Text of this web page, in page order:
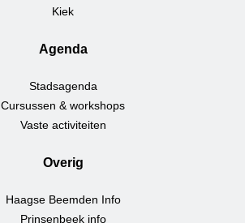
Kiek
Agenda
Stadsagenda
Cursussen & workshops
Vaste activiteiten
Overig
Haagse Beemden Info
Prinsenbeek info